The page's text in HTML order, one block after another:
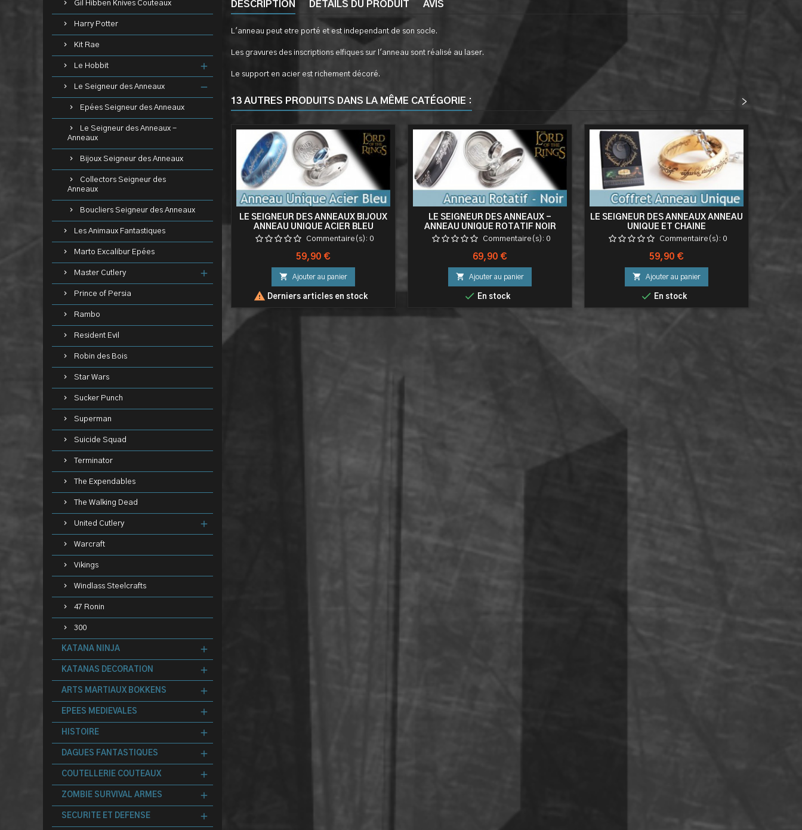
Gil Hibben Knives Couteaux
Harry Potter
Kit Rae
Le Hobbit
Le Seigneur des Anneaux
Epées Seigneur des Anneaux
Le Seigneur des Anneaux -
Anneaux
Bijoux Seigneur des Anneaux
Collectors Seigneur des
Anneaux
Boucliers Seigneur des Anneaux
Les Animaux Fantastiques
Marto Excalibur Epées
Master Cutlery
Prince of Persia
Rambo
Resident Evil
Robin des Bois
Star Wars
Sucker Punch
Superman
Suicide Squad
Terminator
The Expendables
The Walking Dead
United Cutlery
Warcraft
Vikings
Windlass Steelcrafts
47 Ronin
300
KATANA NINJA
KATANAS DECORATION
ARTS MARTIAUX BOKKENS
EPEES MEDIEVALES
HISTOIRE
DAGUES FANTASTIQUES
COUTELLERIE COUTEAUX
ZOMBIE SURVIVAL ARMES
SECURITE ET DEFENSE
DESCRIPTION DÉTAILS DU PRODUIT AVIS
L'anneau peut etre porté et est independant de son socle.
Les gravures des inscriptions elfiques sur l'anneau sont réalisé au laser.
Le support en acier est richement décoré.
13 AUTRES PRODUITS DANS LA MÊME CATÉGORIE : >
LE SEIGNEUR DES ANNEAUX BIJOUX
ANNEAU UNIQUE ACIER BLEU
Commentaire(s): 0
Prix
59,90 €
 Ajouter au panier
 Derniers articles en stock
LE SEIGNEUR DES ANNEAUX -
ANNEAU UNIQUE ROTATIF NOIR
Commentaire(s): 0
Prix
69,90 €
 Ajouter au panier
 En stock
LE SEIGNEUR DES ANNEAUX ANNEAU
UNIQUE ET CHAINE
Commentaire(s): 0
Prix
59,90 €
 Ajouter au panier
 En stock